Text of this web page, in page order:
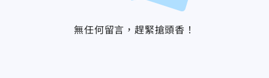
無任何留言，趕緊搶頭香！